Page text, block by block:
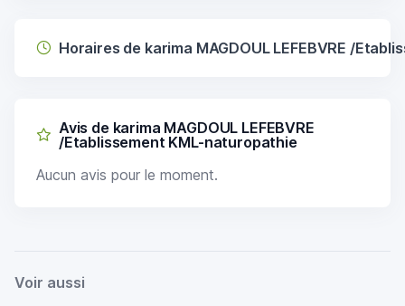
Horaires de karima MAGDOUL LEFEBVRE /
Avis de karima MAGDOUL LEFEBVRE
/Etablissement KML-naturopathie
Aucun avis pour le moment.
Voir aussi